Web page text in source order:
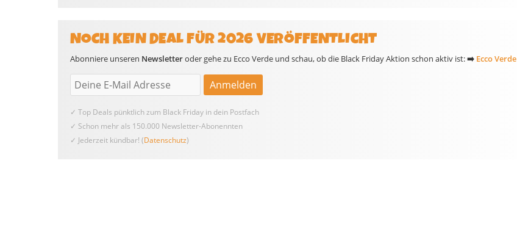
NOCH KEIN DEAL FÜR 2026 VERÖFFENTLICHT
Abonniere unseren Newsletteroder gehe zu Ecco Verde und schau, ob die Black Friday Aktion schon aktiv ist:➡️ Ecco Verde
✓ Top Deals pünktlich zum Black Friday in dein Postfach
✓ Schon mehr als 150.000 Newsletter-Abonennten
✓ Jederzeit kündbar! (Datenschutz)